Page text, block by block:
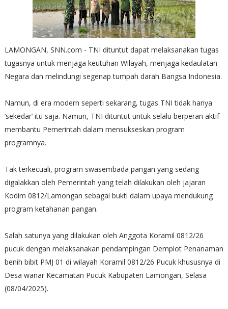
LAMONGAN, SNN.com - TNI dituntut dapat melaksanakan tugas
tugasnya untuk menjaga keutuhan Wilayah, menjaga kedaulatan
Negara dan melindungi segenap tumpah darah Bangsa Indonesia.
Namun, di era modern seperti sekarang, tugas TNI tidak hanya
‘sekedar’ itu saja. Namun, TNI dituntut untuk selalu berperan aktif
membantu Pemerintah dalam mensukseskan program
programnya.
Tak terkecuali, program swasembada pangan yang sedang
digalakkan oleh Pemerintah yang telah dilakukan oleh jajaran
Kodim 0812/Lamongan sebagai bukti dalam upaya mendukung
program ketahanan pangan.
Salah satunya yang dilakukan oleh Anggota Koramil 0812/26
pucuk dengan melaksanakan pendampingan Demplot Penanaman
benih bibit PMJ 01 di wilayah Koramil 0812/26 Pucuk khususnya di
Desa wanar Kecamatan Pucuk Kabupaten Lamongan, Selasa
(08/04/2025).